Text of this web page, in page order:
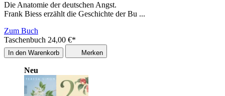
Die Anatomie der deutschen Angst.
Frank Biess erzählt die Geschichte der Bu ...
Zum Buch
Taschenbuch 24,00 €*
In den Warenkorb Merken
Neu